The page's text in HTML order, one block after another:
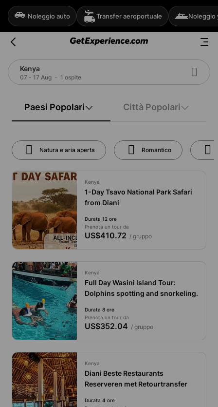
Noleggio auto Transfer aeroportuale Noleggio
Kenya
07 - 17 Aug 1 ospite
Paesi Popolari Città Popolari
Natura e aria aperta Romantico
Kenya
1-Day Tsavo National Park Safari
from Diani
Durata 12 ore
Prenota un tour da
US$410.72 / gruppo
Kenya
Full Day Wasini Island Tour:
Dolphins spotting and snorkeling.
Durata 8 ore
Prenota un tour da
US$352.04 / gruppo
Kenya
Diani Beste Restaurants
Reserveren met Retourtransfer
Durata 4 ore